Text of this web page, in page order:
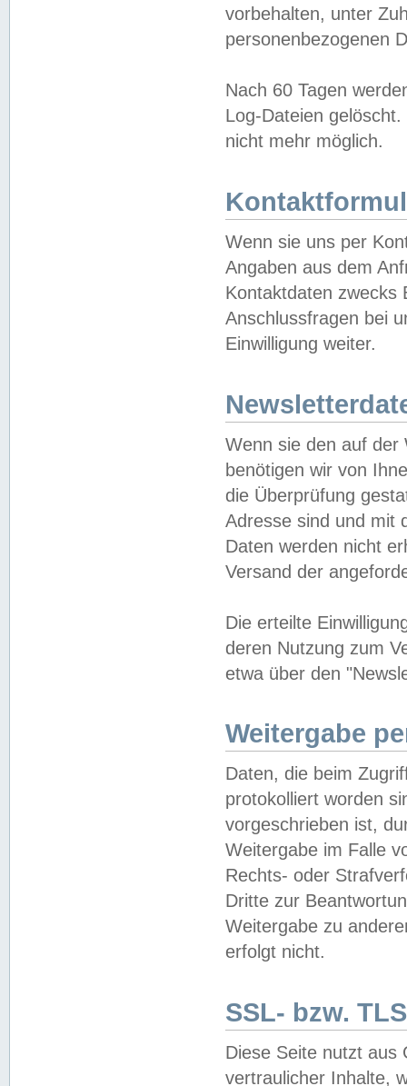
vorbehalten, unter
personenbezogenen
Nach 60 Tagen
Log-Dateien
nicht mehr möglich.
Wenn sie uns per
Angaben aus dem
Kontaktdaten zwecks
Anschlussfragen bei
Einwilligung weiter.
Wenn sie den auf der
benötigen wir von
die Überprüfung
Adresse sind und mit
Daten werden nicht
Versand der
Die erteilte
deren Nutzung zum
etwa über den
Weitergabe
Daten, die beim
protokolliert worden
vorgeschrieben ist,
Weitergabe im Falle
Rechts- oder
Dritte zur
Weitergabe zu
erfolgt nicht.
SSL- bzw.
Diese Seite nutzt aus
vertraulicher Inhalte,